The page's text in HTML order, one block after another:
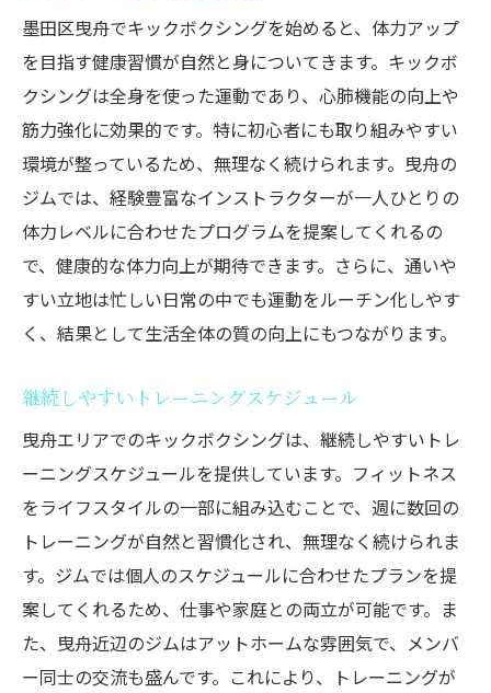
墨田区曳舟でキックボクシングを始めると、体力アップ
を目指す健康習慣が自然と身についてきます。キックボ
クシングは全身を使った運動であり、心肺機能の向上や
筋力強化に効果的です。特に初心者にも取り組みやすい
環境が整っているため、無理なく続けられます。曳舟の
ジムでは、経験豊富なインストラクターが一人ひとりの
体力レベルに合わせたプログラムを提案してくれるの
で、健康的な体力向上が期待できます。さらに、通いや
すい立地は忙しい日常の中でも運動をルーチン化しやす
く、結果として生活全体の質の向上にもつながります。
継続しやすいトレーニングスケジュール
曳舟エリアでのキックボクシングは、継続しやすいトレ
ーニングスケジュールを提供しています。フィットネス
をライフスタイルの一部に組み込むことで、週に数回の
トレーニングが自然と習慣化され、無理なく続けられま
す。ジムでは個人のスケジュールに合わせたプランを提
案してくれるため、仕事や家庭との両立が可能です。ま
た、曳舟近辺のジムはアットホームな雰囲気で、メンバ
ー同士の交流も盛んです。これにより、トレーニングが